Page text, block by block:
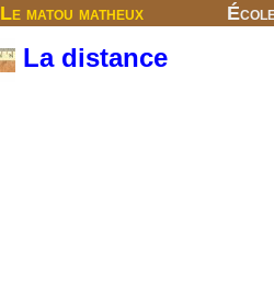
Le matou matheux
La distance